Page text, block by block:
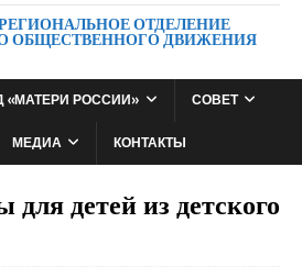
ОТДЕЛЕНИЕ
ОБЩЕСТВЕННОГО ДВИЖЕНИЯ
«МАТЕРИ РОССИИ»
СОВЕТ
МЕДИА КОНТАКТЫ
детей из детского